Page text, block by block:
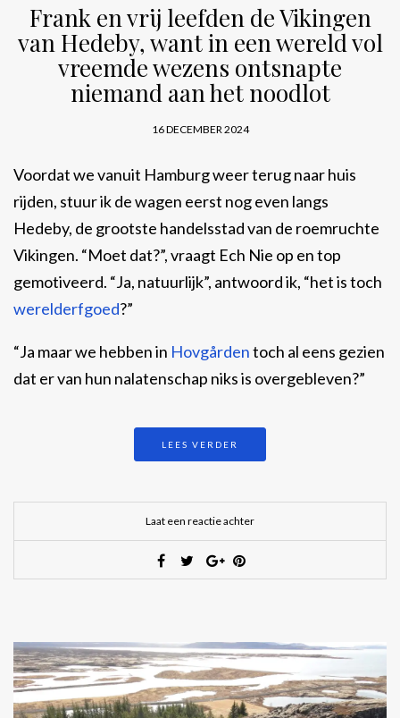
Frank en vrij leefden de Vikingen
van Hedeby, want in een wereld vol
vreemde wezens ontsnapte
niemand aan het noodlot
16 DECEMBER 2024
Voordat we vanuit Hamburg weer terug naar huis
rijden, stuur ik de wagen eerst nog even langs
Hedeby, de grootste handelsstad van de roemruchte
Vikingen. “Moet dat?”, vraagt Ech Nie op en top
gemotiveerd. “Ja, natuurlijk”, antwoord ik, “het is toch
werelderfgoed?”
“Ja maar we hebben in Hovgårdentoch al eens gezien
dat er van hun nalatenschap niks is overgebleven?”
LEES VERDER
Laat een reactie achter